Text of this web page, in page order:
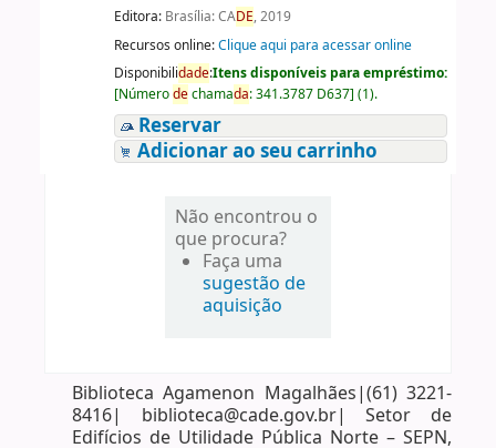
Editora: Brasília: CADE, 2019
Recursos online:Clique aqui para acessar online
Disponibilidade:Itens disponíveis para empréstimo:
[Númerodechamada:341.3787 D637] (1).
Reservar
Adicionar ao seu carrinho
Não encontrou o
que procura?
Faça uma
sugestão de
aquisição
Biblioteca Agamenon Magalhães|(61) 3221-
8416| biblioteca@cade.gov.br| Setor de
Edifícios de Utilidade Pública Norte – SEPN,